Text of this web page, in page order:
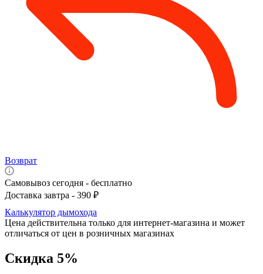
Возврат
Самовывоз сегодня - бесплатно
Доставка завтра - 390 ₽
Калькулятор дымохода
Цена действительна только для интернет-магазина и может
отличаться от цен в розничных магазинах
Скидка 5%